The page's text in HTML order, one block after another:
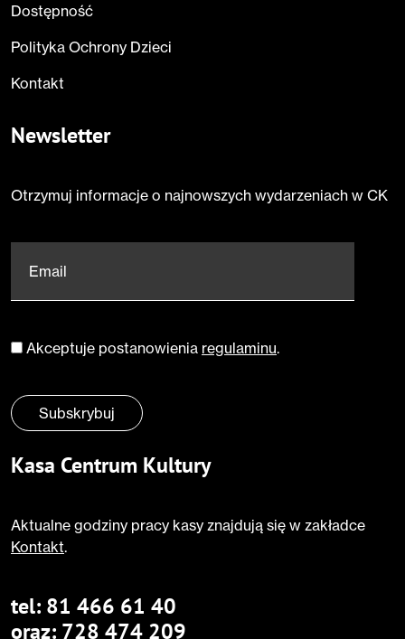
Dostępność
Polityka Ochrony Dzieci
Kontakt
Newsletter
Otrzymuj informacje o najnowszych wydarzeniach w CK
Zgoda*
Akceptuje postanowienia regulaminu.
Subskrybuj
Kasa Centrum Kultury
Aktualne godziny pracy kasy znajdują się w zakładce
Kontakt.
tel: 81 466 61 40
oraz: 728 474 209